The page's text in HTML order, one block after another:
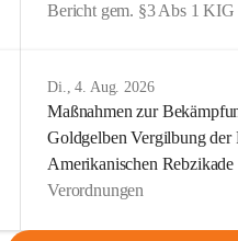
Bericht gem. §3 Abs 1 KIG
Di., 4. Aug. 2026
Maßnahmen zur
Goldgelben Vergilbung der
Amerikanischen Rebzikade
Verordnungen